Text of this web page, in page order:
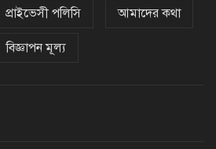
করতে পুলিশের বিশেষ অভিযানে
প্রাইভেসী পলিসি আমাদের কথা
বিজ্ঞাপন মূল্য